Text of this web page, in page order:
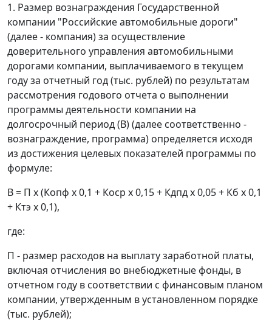
1. Размер вознаграждения Государственной
компании "Российские автомобильные дороги"
(далее - компания) за осуществление
доверительного управления автомобильными
дорогами компании, выплачиваемого в текущем
году за отчетный год (тыс. рублей) по результатам
рассмотрения годового отчета о выполнении
программы деятельности компании на
долгосрочный период (В) (далее соответственно -
вознаграждение, программа) определяется исходя
из достижения целевых показателей программы по
формуле:
В = П х (Копф х 0,1 + Коср х 0,15 + Кдпд х 0,05 + Кб х 0,1
+ Ктэ х 0,1),
где:
П - размер расходов на выплату заработной платы,
включая отчисления во внебюджетные фонды, в
отчетном году в соответствии с финансовым планом
компании, утвержденным в установленном порядке
(тыс. рублей);